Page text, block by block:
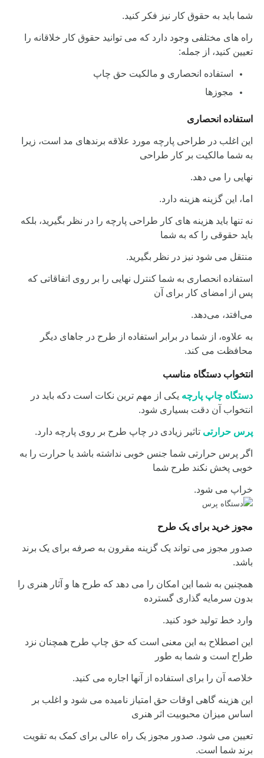
شما باید به حقوق کار نیز فکر کنید.
راه های مختلفی وجود دارد که می توانید حقوق کار خلاقانه را
تعیین کنید، از جمله:
استفاده انحصاری و مالکیت حق چاپ
مجوزها
استفاده انحصاری
این اغلب در طراحی پارچه مورد علاقه برندهای مد است، زیرا
به شما مالکیت بر کار طراحی
نهایی را می دهد.
اما، این گزینه هزینه دارد.
نه تنها باید هزینه های کار طراحی پارچه را در نظر بگیرید، بلکه
باید حقوقی را که به شما
منتقل می شود نیز در نظر بگیرید.
استفاده انحصاری به شما کنترل نهایی را بر روی اتفاقاتی که
پس از امضای کار برای آن
می‌افتد، می‌دهد.
به علاوه، از شما در برابر استفاده از طرح در جاهای دیگر
محافظت می کند.
انتخواب دستگاه مناسب
دستگاه چاپ پارچه یکی از مهم ترین نکات است دکه باید در
انتخواب آن دقت بسیاری شود.
پرس حرارتی تاثیر زیادی در چاپ طرح بر روی پارچه دارد.
اگر پرس حرارتی شما جنس خوبی نداشته باشد یا حرارت را به
خوبی پخش نکند طرح شما
خراپ می شود.
مجوز خرید برای یک طرح
صدور مجوز می تواند یک گزینه مقرون به صرفه برای یک برند
باشد.
همچنین به شما این امکان را می دهد که طرح ها و آثار هنری را
بدون سرمایه گذاری گسترده
وارد خط تولید خود کنید.
این اصطلاح به این معنی است که حق چاپ طرح همچنان نزد
طراح است و شما به طور
خلاصه آن را برای استفاده از آنها اجاره می کنید.
این هزینه گاهی اوقات حق امتیاز نامیده می شود و اغلب بر
اساس میزان محبوبیت اثر هنری
تعیین می شود. صدور مجوز یک راه عالی برای کمک به تقویت
برند شما است.